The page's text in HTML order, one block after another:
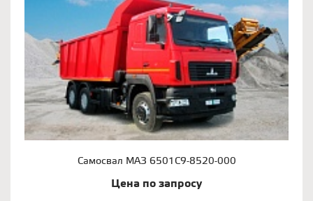
Самосвал МАЗ 6501С9-8520-000
Цена по запросу